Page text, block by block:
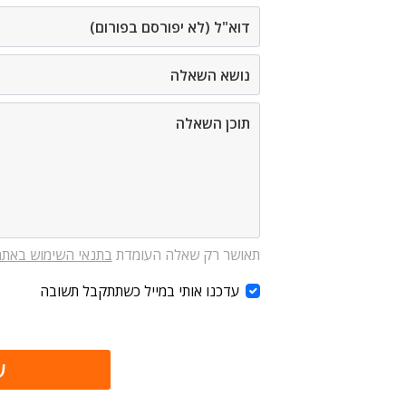
תאושר רק שאלה העומדת בתנאי השימוש
עדכנו אותי במייל כשתתקבל תשובה